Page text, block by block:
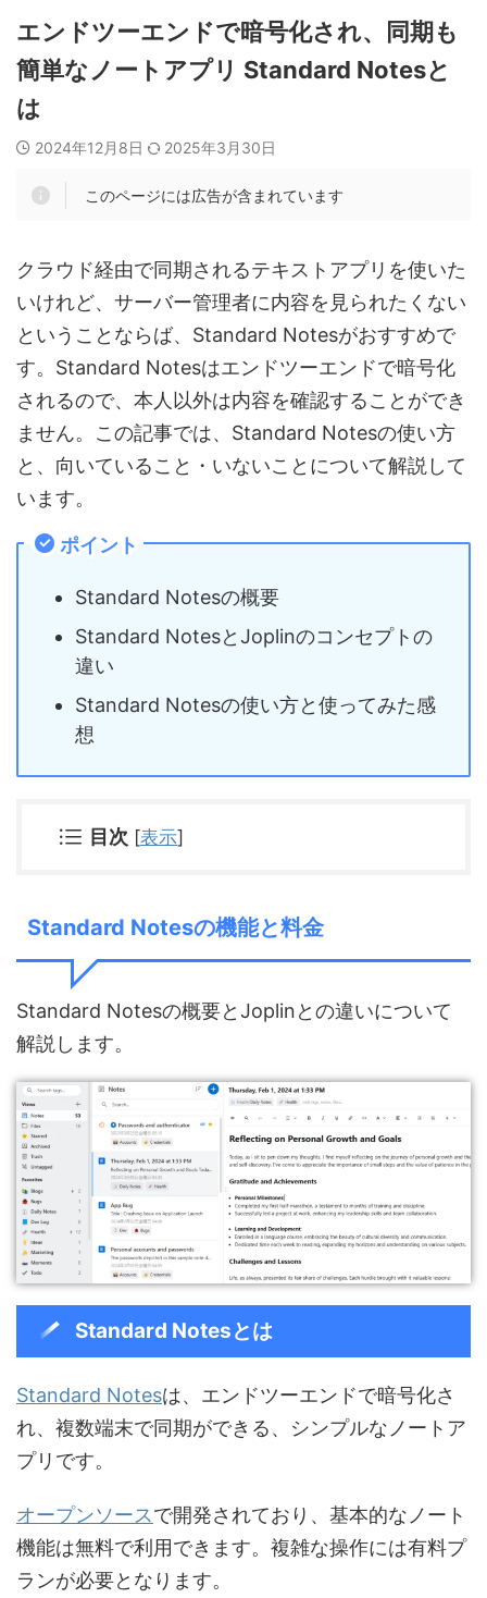
エンドツーエンドで暗号化され、同期も
簡単なノートアプリ Standard Notesと
は
2024年12月8日 2025年3月30日
このページには広告が含まれています
クラウド経由で同期されるテキストアプリを使いた
いけれど、サーバー管理者に内容を見られたくない
ということならば、Standard Notesがおすすめで
す。Standard Notesはエンドツーエンドで暗号化
されるので、本人以外は内容を確認することができ
ません。この記事では、Standard Notesの使い方
と、向いていること・いないことについて解説して
います。
ポイント
Standard Notesの概要
Standard NotesとJoplinのコンセプトの
違い
Standard Notesの使い方と使ってみた感
想
目次 [表示]
Standard Notesの機能と料金
Standard Notesの概要とJoplinとの違いについて
解説します。
Standard Notesとは
Standard Notesは、エンドツーエンドで暗号化さ
れ、複数端末で同期ができる、シンプルなノートア
プリです。
オープンソースで開発されており、基本的なノート
機能は無料で利用できます。複雑な操作には有料プ
ランが必要となります。